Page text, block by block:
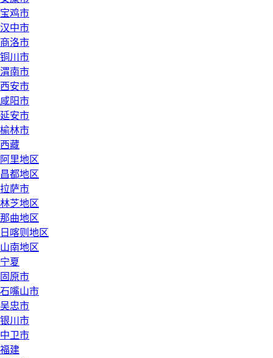
宝鸡市
汉中市
商洛市
铜川市
渭南市
西安市
咸阳市
延安市
榆林市
西藏
阿里地区
昌都地区
拉萨市
林芝地区
那曲地区
日喀则地区
山南地区
宁夏
固原市
石嘴山市
吴忠市
银川市
中卫市
福建